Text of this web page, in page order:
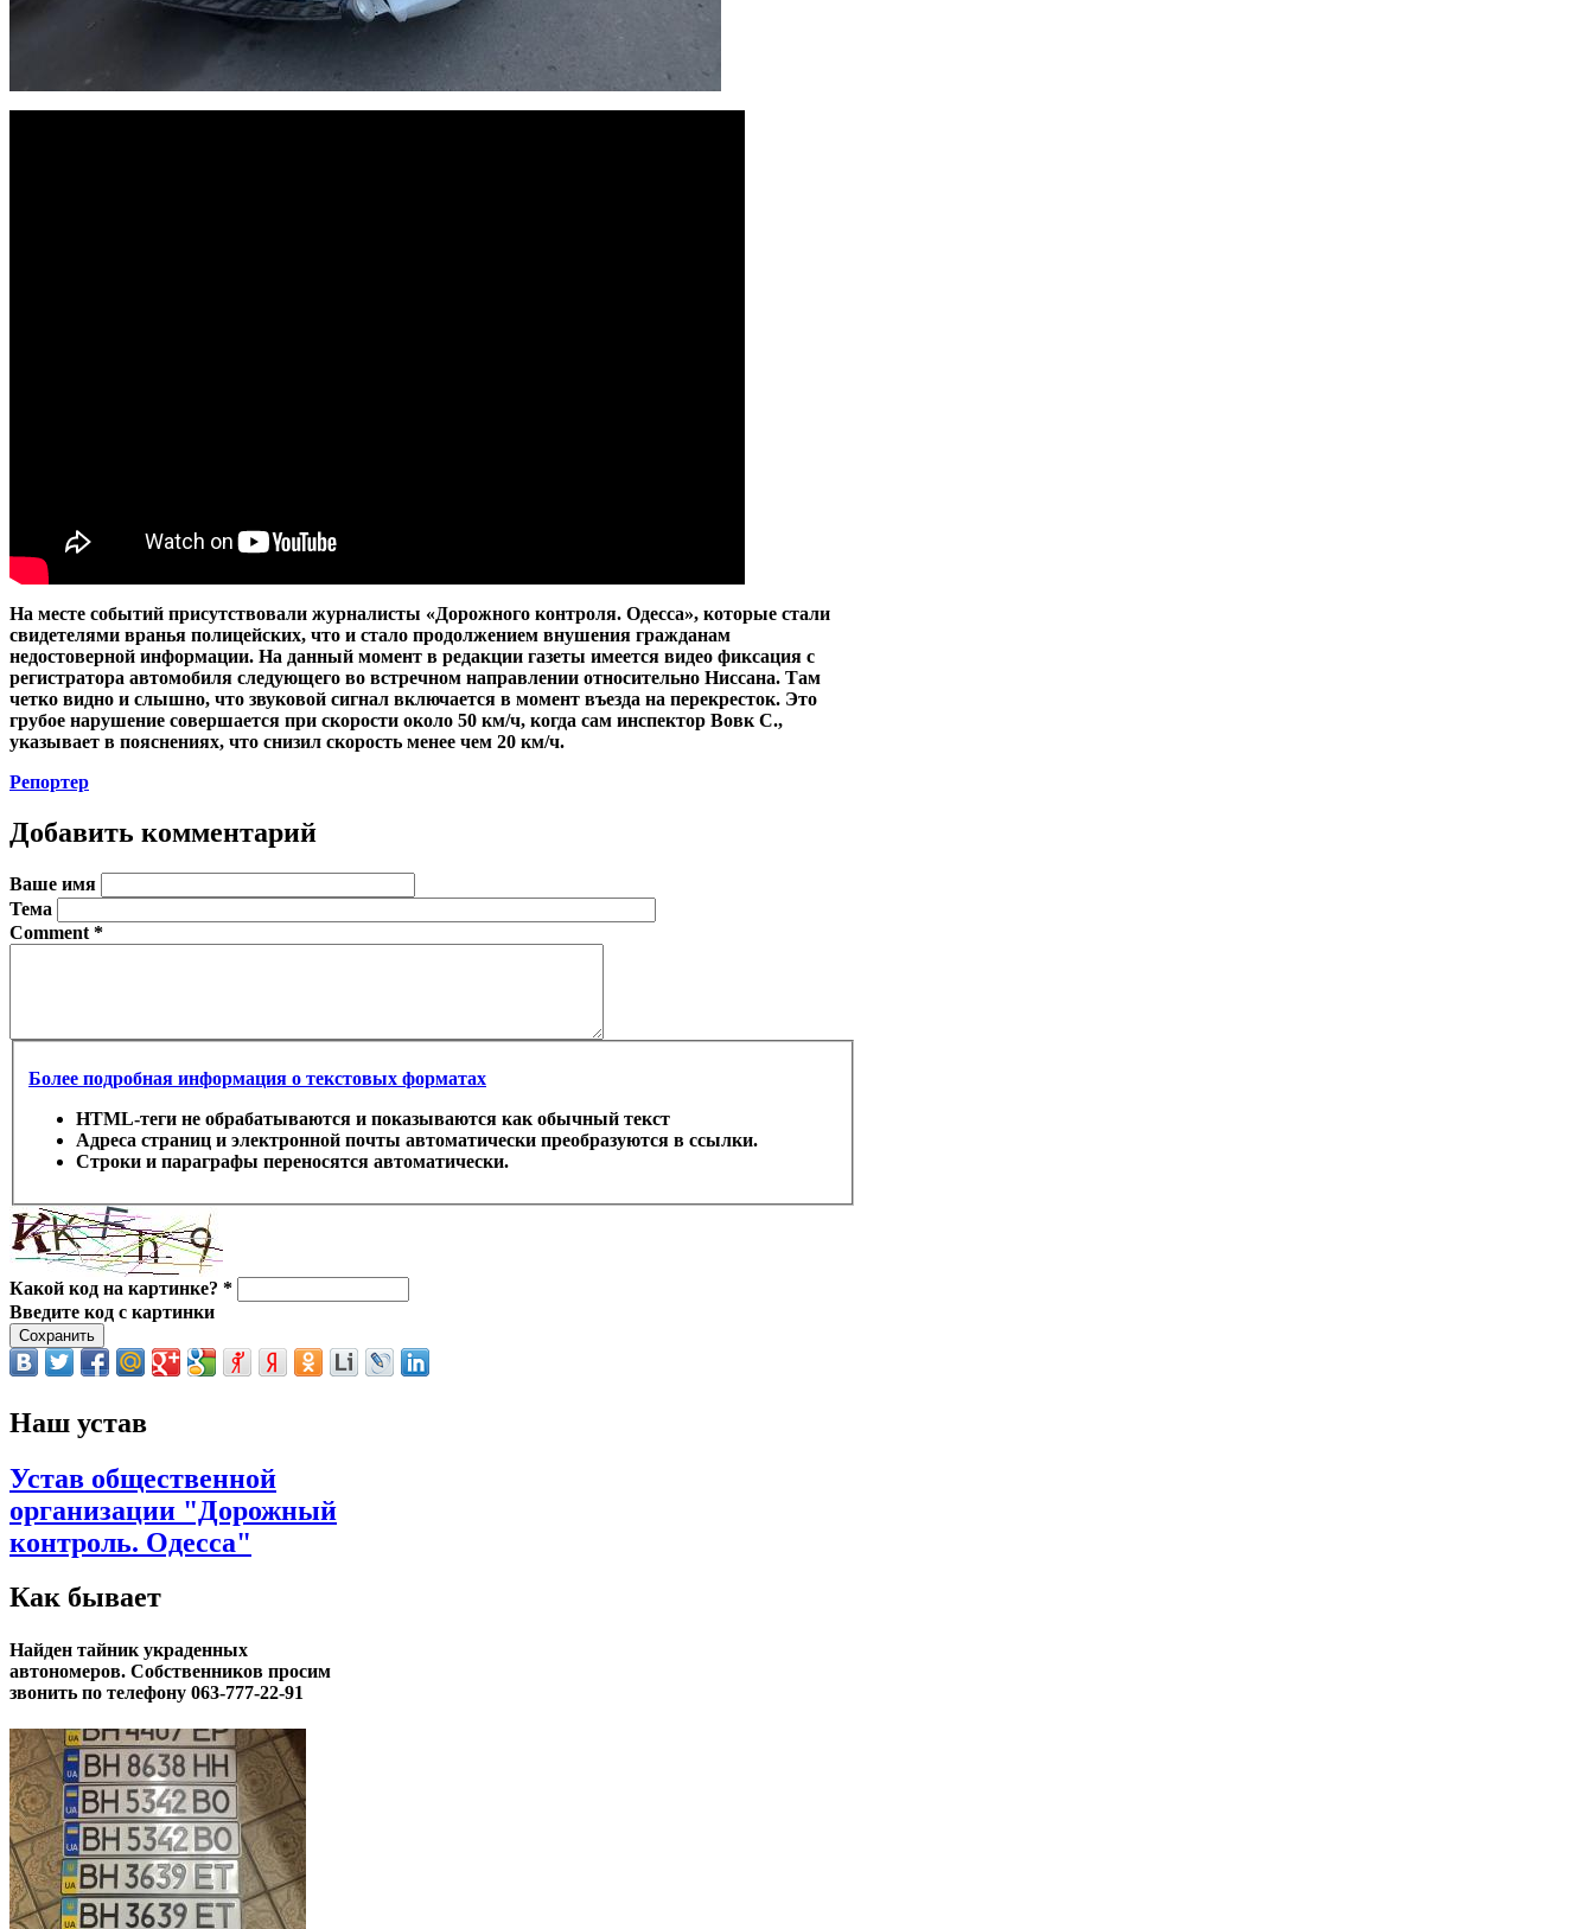
На месте событий присутствовали журналисты «Дорожного контроля. Одесса», которые стали
свидетелями вранья полицейских, что и стало продолжением внушения гражданам
недостоверной информации. На данный момент в редакции газеты имеется видео фиксация с
регистратора автомобиля следующего во встречном направлении относительно Ниссана. Там
четко видно и слышно, что звуковой сигнал включается в момент въезда на перекресток. Это
грубое нарушение совершается при скорости около 50 км/ч, когда сам инспектор Вовк С.,
указывает в пояснениях, что снизил скорость менее чем 20 км/ч.
Репортер
Добавить комментарий
Ваше имя
Тема
Comment *
Более подробная информация о текстовых форматах
HTML-теги не обрабатываются и показываются как обычный текст
Адреса страниц и электронной почты автоматически преобразуются в ссылки.
Строки и параграфы переносятся автоматически.
Какой код на картинке? *
Введите код с картинки
Наш устав
Устав общественной
организации "Дорожный
контроль. Одесса"
Как бывает
Найден тайник украденных
автономеров. Собственников просим
звонить по телефону 063-777-22-91